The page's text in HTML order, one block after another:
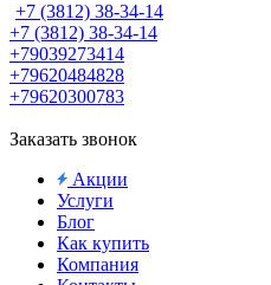
+7 (3812) 38-34-14
+7 (3812) 38-34-14
+79039273414
+79620484828
+79620300783
Заказать звонок
Акции
Услуги
Блог
Как купить
Компания